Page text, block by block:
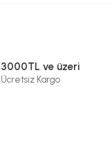
3000TL ve üzeri
Ücretsiz Kargo